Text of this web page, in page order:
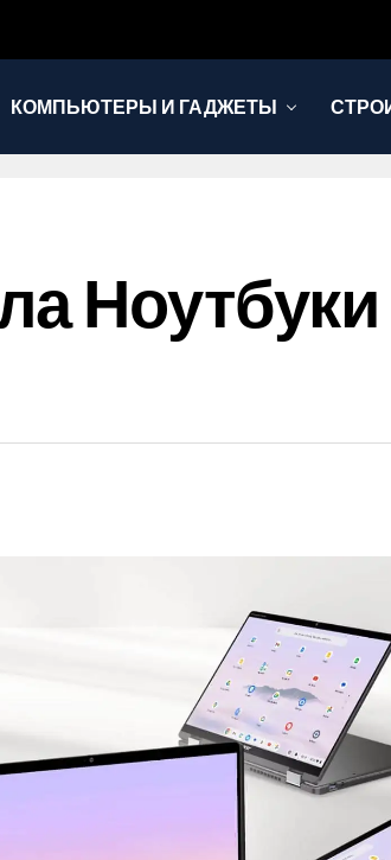
КОМПЬЮТЕРЫ И ГАДЖЕТЫ
Ноутбуки